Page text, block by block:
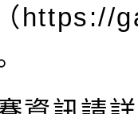
https://